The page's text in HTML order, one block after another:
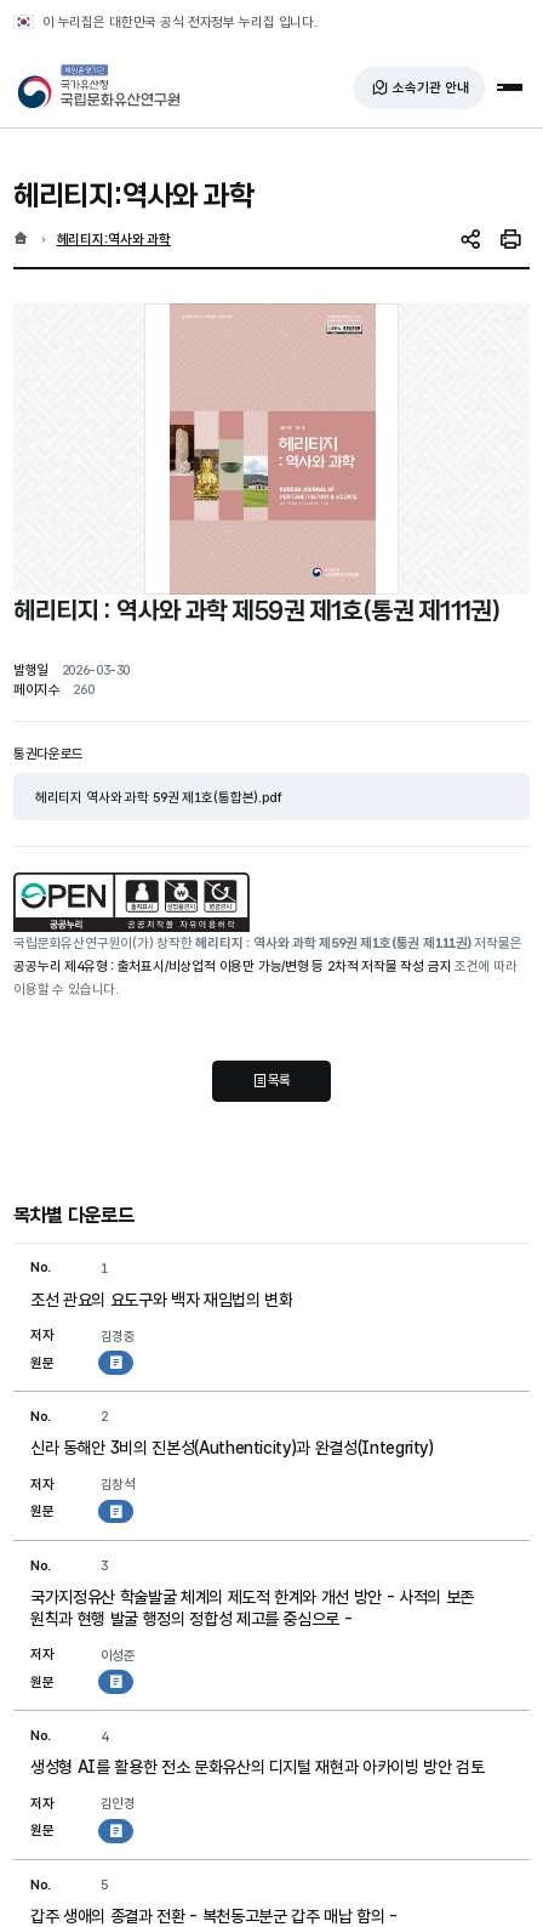
이 누리집은 대한민국 공식 전자정부 누리집 입니다.
국가유산청 국립문화유산연구원 소속기관 안내 전
헤리티지:역사와 과학
홈 현재 위치
헤리티지:역사와 과학 SNS 공유인쇄
헤리티지 : 역사와 과학 제59권 제1호(통권 제111권)
발행일
2026-03-30
페이지수
260
통권다운로드
헤리티지 역사와 과학 59권 제1호(통합본).pdf
국립문화유산연구원이(가) 창작한헤리티지 : 역사와 과학 제59권 제1호(통권 제111권)저작물은
공공누리 제4유형 : 출처표시/비상업적 이용만 가능/변형 등 2차적 저작물 작성 금지 조건에 따라
이용할 수 있습니다.
목록
목차별 다운로드
No. 1
조선 관요의 요도구와 백자 재임법의 변화
저자
김경중
원문
첨부파일
No. 2
신라 동해안 3비의 진본성(Authenticity)과 완결성(Integrity)
저자
김창석
원문
첨부파일
No. 3
국가지정유산 학술발굴 체계의 제도적 한계와 개선 방안 - 사적의 보존
원칙과 현행 발굴 행정의 정합성 제고를 중심으로 -
저자
이성준
원문
첨부파일
No. 4
생성형 AI를 활용한 전소 문화유산의 디지털 재현과 아카이빙 방안 검토
저자
김인경
원문
첨부파일
No. 5
갑주 생애의 종결과 전환 - 복천동고분군 갑주 매납 함의 -